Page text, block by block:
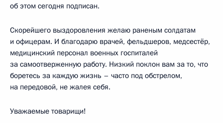
об этом сегодня подписан.
Скорейшего выздоровления желаю раненым солдатам
и офицерам. И благодарю врачей, фельдшеров, медсестёр,
медицинский персонал военных госпиталей
за самоотверженную работу. Низкий поклон вам за то, что
боретесь за каждую жизнь – часто под обстрелом,
на передовой, не жалея себя.
Уважаемые товарищи!